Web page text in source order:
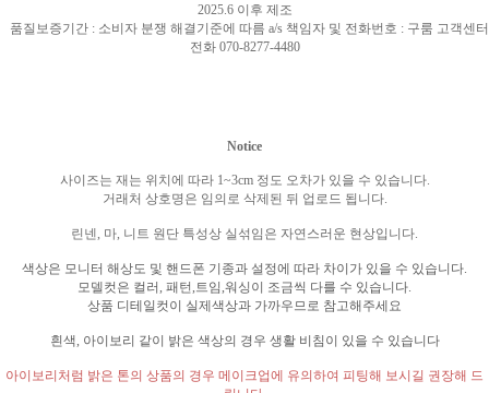
2025.6 이후 제조
품질보증기간 : 소비자 분쟁 해결기준에 따름 a/s 책임자 및 전화번호 : 구룸 고객센터
전화 070-8277-4480
Notice
사이즈는 재는 위치에 따라 1~3cm 정도 오차가 있을 수 있습니다.
거래처 상호명은 임의로 삭제된 뒤 업로드 됩니다.
린넨 마 니트 원단 특성상 실섞임은 자연스러운 현상입니다
색상은 모니터 해상도 및 핸드폰 기종과 설정에 따라 차이가 있을 수 있습니다
모델컷은 컬러 패턴 트임 워싱이 조금씩 다를 수 있습니다
상품 디테일컷이 실제색상과 가까우므로 참고해주세요
흰색 아이보리 같이 밝은 색상의 경우 생활 비침이 있을 수 있습니다
아이보리처럼 밝은 톤의 상품의 경우 메이크업에 유의하여 피팅해 보시길 권장해 드